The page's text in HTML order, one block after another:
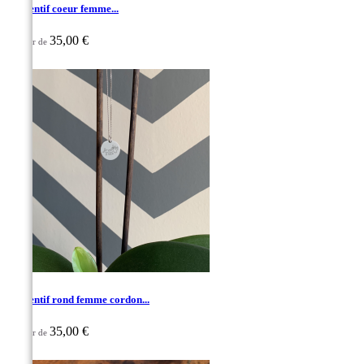
Pendentif coeur femme...
À partir de 35,00 €
Aperçu rapide
Pendentif rond femme cordon...
À partir de 35,00 €